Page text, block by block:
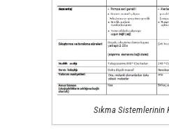
Sıkma Sistemlerinin